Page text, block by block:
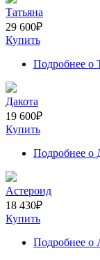
Татьяна
29 600₽
Купить
Подробнее о
Дакота
19 600₽
Купить
Подробнее о
Астероид
18 430₽
Купить
Подробнее о